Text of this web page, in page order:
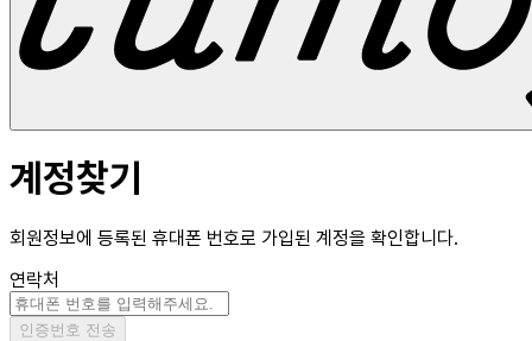
계정찾기
회원정보에 등록된 휴대폰 번호로 가입된 계정을 확인합니다.
연락처
인증번호 전송